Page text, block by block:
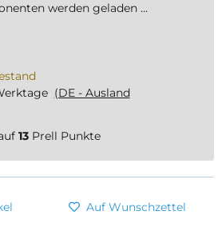
werden geladen ...
(DE - Ausland
13 Prell Punkte
Auf Wunschzettel